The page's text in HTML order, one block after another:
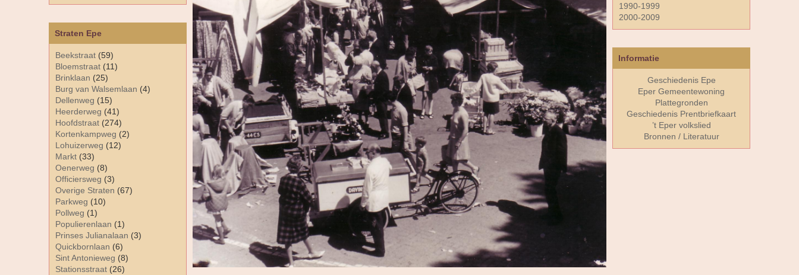
Straten Epe
Beekstraat (59)
Bloemstraat (11)
Brinklaan (25)
Burg van Walsemlaan (4)
Dellenweg (15)
Heerderweg (41)
Hoofdstraat (274)
Kortenkampweg (2)
Lohuizerweg (12)
Markt (33)
Oenerweg (8)
Officiersweg (3)
Overige Straten (67)
Parkweg (10)
Pollweg (1)
Populierenlaan (1)
Prinses Julianalaan (3)
Quickbornlaan (6)
Sint Antonieweg (8)
Stationsstraat (26)
1990-1999
2000-2009
Informatie
Geschiedenis Epe
Eper Gemeentewoning
Plattegronden
Geschiedenis Prentbriefkaart
’t Eper volkslied
Bronnen / Literatuur